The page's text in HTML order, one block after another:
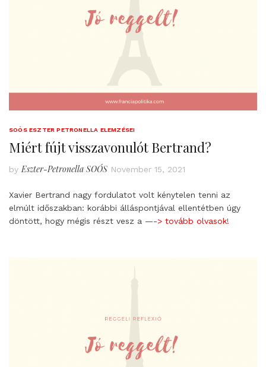
SOÓS ESZTER PETRONELLA ELEMZÉSEI
Miért fújt visszavonulót Bertrand?
by Eszter-Petronella SOÓS November 15, 2021
Xavier Bertrand nagy fordulatot volt kénytelen tenni az
elmúlt időszakban: korábbi álláspontjával ellentétben úgy
döntött, hogy mégis részt vesz a —-> tovább olvasok!